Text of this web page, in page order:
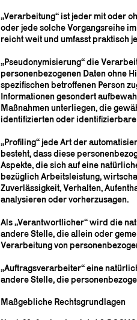
„Verarbeitung“ ist jeder mit oder
oder jede solche Vorgangsreihe
reicht weit und umfasst praktisch
„Pseudonymisierung“ die
personenbezogenen Daten ohne
spezifischen betroffenen Person
Informationen gesondert
Maßnahmen unterliegen, die
identifizierten oder
„Profiling“ jede Art der
besteht, dass diese
Aspekte, die sich auf eine
bezüglich Arbeitsleistung,
Zuverlässigkeit, Verhalten,
analysieren oder vorherzusagen.
Als „Verantwortlicher“ wird die
andere Stelle, die allein oder
Verarbeitung von
„Auftragsverarbeiter“ eine
andere Stelle, die
Maßgebliche Rechtsgrundlagen